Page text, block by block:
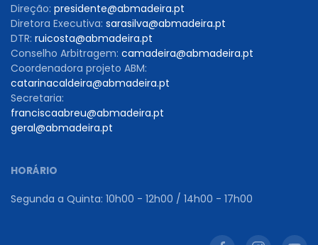
Direção: presidente@abmadeira.pt
Diretora Executiva: sarasilva@abmadeira.pt
DTR: ruicosta@abmadeira.pt
Conselho Arbitragem: camadeira@abmadeira.pt
Coordenadora projeto ABM:
catarinacaldeira@abmadeira.pt
Secretaria:
franciscaabreu@abmadeira.pt
geral@abmadeira.pt
HORÁRIO
Segunda a Quinta: 10h00 - 12h00 / 14h00 - 17h00